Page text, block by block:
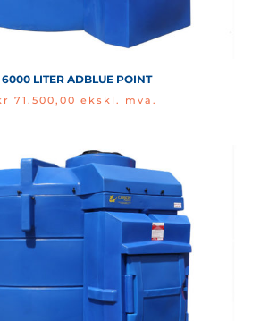
6000 LITER ADBLUE POINT
71.500,00 ekskl. mva.